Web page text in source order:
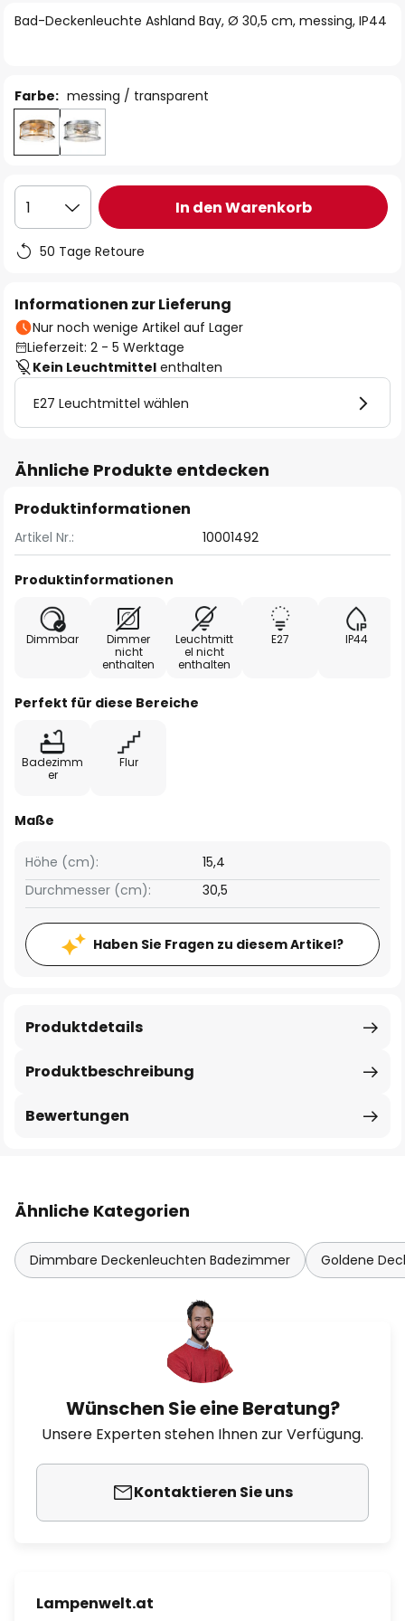
Bad-Deckenleuchte Ashland Bay, Ø 30,5 cm, messing, IP44
Farbe: messing / transparent
1 In den Warenkorb
50 Tage Retoure
Informationen zur Lieferung
Nur noch wenige Artikel auf Lager
Lieferzeit: 2 - 5 Werktage
Kein Leuchtmittel enthalten
E27 Leuchtmittel wählen
Ähnliche Produkte entdecken
Produktinformationen
Artikel Nr.: 10001492
Produktinformationen
Dimmbar
Dimmer
nicht
enthalten
Leuchtmitt
el nicht
enthalten
E27 IP44
Perfekt für diese Bereiche
Badezimm
er
Flur
Maße
Höhe (cm):
15,4
Durchmesser (cm):
30,5
Haben Sie Fragen zu diesem Artikel?
Produktbeschreibung
Produktdetails
Bewertungen
Ähnliche Kategorien
Dimmbare Deckenleuchten Badezimmer Goldene
Wünschen Sie eine Beratung?
Unsere Experten stehen Ihnen zur Verfügung.
Kontaktieren Sie uns
Lampenwelt.at